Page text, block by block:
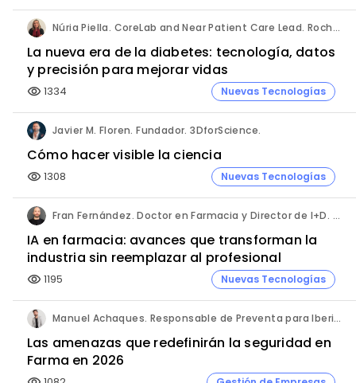
Núria Piella. CoreLab and Near Patient Care Lead. Roche Diagnostics España.
La nueva era de la diabetes: tecnología, datos
y precisión para mejorar vidas
visibility 1334 Nuevas Tecnologías
Javier M. Floren. Fundador. 3DforScience.
Cómo hacer visible la ciencia
visibility 1308 Nuevas Tecnologías
Fran Fernández. Doctor en Farmacia y Director de I+D. Labiana
IA en farmacia: avances que transforman la
industria sin reemplazar al profesional
visibility 1195 Nuevas Tecnologías
Manuel Achaques. Responsable de Preventa para Iberia, Italia y Latinoamérica. Hornetsecurity.
Las amenazas que redefinirán la seguridad en
Farma en 2026